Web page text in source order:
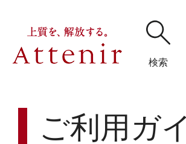
検索
購入履歴
ご利用ガ
ご利用ガ
ご利用ガイド